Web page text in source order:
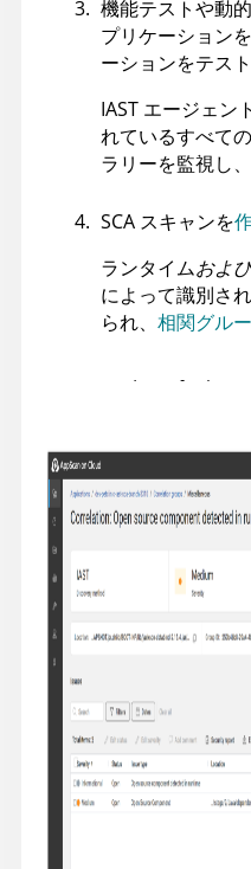
機能テストや動
プリケーション
ーションをテスト
IAST エージェン
れているすべて
ラリーを監視し
SCA スキャンを
ランタイムおよび
によって識別さ
られ、 相関グル